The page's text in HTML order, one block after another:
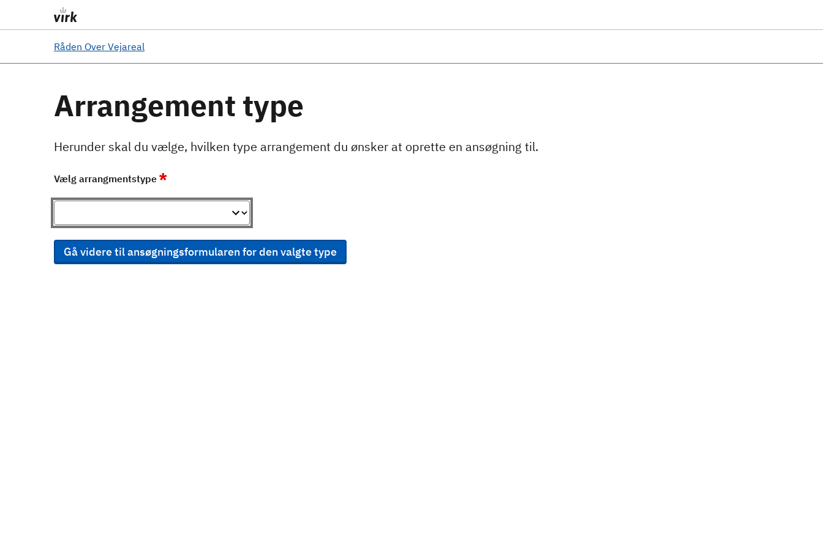
Råden Over Vejareal
Arrangement type
Herunder skal du vælge, hvilken type arrangement du ønsker at oprette en ansøgning til.
Vælg arrangmentstype *
Gå videre til ansøgningsformularen for den valgte type